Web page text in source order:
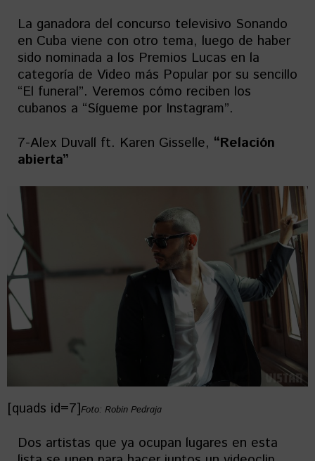
La ganadora del concurso televisivo Sonando
en Cuba viene con otro tema, luego de haber
sido nominada a los Premios Lucas en la
categoría de Video más Popular por su sencillo
“El funeral”. Veremos cómo reciben los
cubanos a “Sígueme por Instagram”.
7-Alex Duvall ft. Karen Gisselle, “Relación
abierta”
[quads id=7]Foto: Robin Pedraja
Dos artistas que ya ocupan lugares en esta